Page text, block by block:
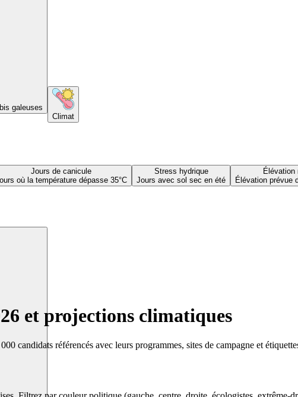
galeuses
Climat
Jours de canicule
où la température dépasse 35°C
Stress hydrique
Jours avec sol sec en été
Élévation
Élévation prévue
et projections climatiques
candidats référencés avec leurs programmes, sites de campagne et